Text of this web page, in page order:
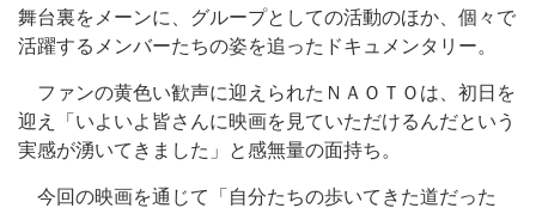
舞台裏をメーンに、グループとしての活動のほか、個々で
活躍するメンバーたちの姿を追ったドキュメンタリー。
ファンの黄色い歓声に迎えられたＮＡＯＴＯは、初日を
迎え「いよいよ皆さんに映画を見ていただけるんだという
実感が湧いてきました」と感無量の面持ち。
今回の映画を通じて「自分たちの歩いてきた道だった